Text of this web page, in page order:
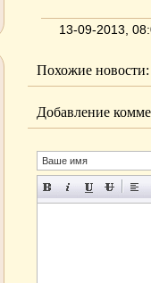
13-09-2013,
Похожие новости:
Добавление